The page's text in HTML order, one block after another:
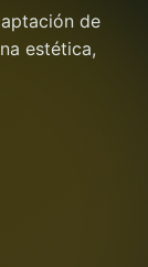
de
estética,